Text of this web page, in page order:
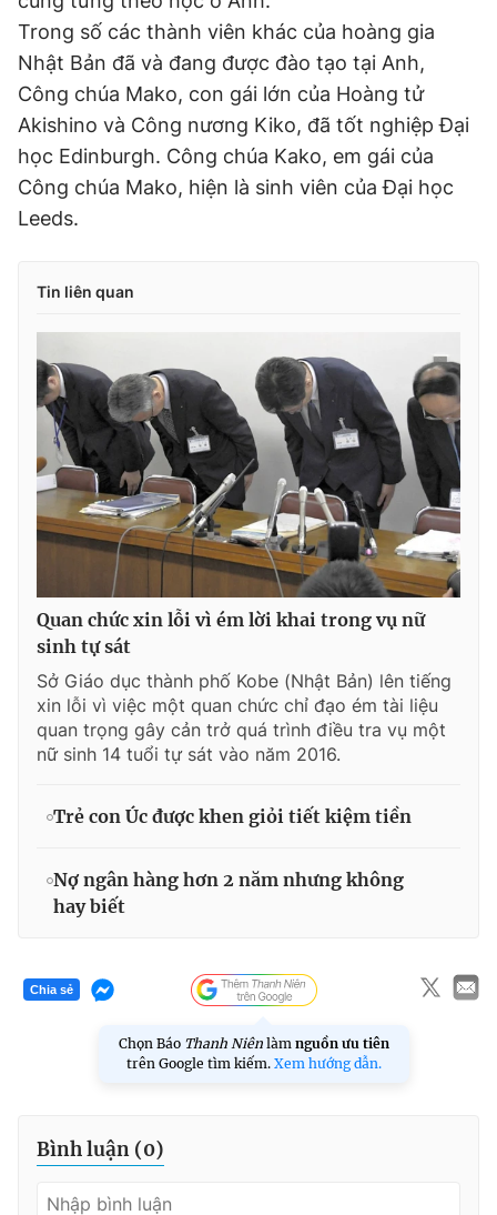
0906 645 777 0908 780 404
Đặt báo Quảng cáo RSS Tòa soạn Chính sách bảo
Tổng biên tập: Nguyễn Ngọc Toàn
Phó tổng biên tập: Lâm Hiếu Dũng
Phó tổng biên tập: Trần Việt Hưng
Tổng thư ký tòa soạn: Đức Trung
bản. Phát triển bởi ePi Technologies, JSC.
Trong số các thành viên khác của hoàng gia
Nhật Bản đã và đang được đào tạo tại Anh,
Công chúa Mako, con gái lớn của Hoàng tử
Akishino và Công nương Kiko, đã tốt nghiệp Đại
học Edinburgh. Công chúa Kako, em gái của
Công chúa Mako, hiện là sinh viên của Đại học
Leeds.
Tin liên quan
Quan chức xin lỗi vì ém lời khai trong vụ nữ
sinh tự sát
Sở Giáo dục thành phố Kobe (Nhật Bản) lên tiếng
xin lỗi vì việc một quan chức chỉ đạo ém tài liệu
quan trọng gây cản trở quá trình điều tra vụ một
nữ sinh 14 tuổi tự sát vào năm 2016.
Trẻ con Úc được khen giỏi tiết kiệm tiền
Nợ ngân hàng hơn 2 năm nhưng không
hay biết
Chia sẻ
Chọn Báo Thanh Niên làm nguồn ưu tiên
trên Google tìm kiếm. Xem hướng dẫn.
Bình luận (0)